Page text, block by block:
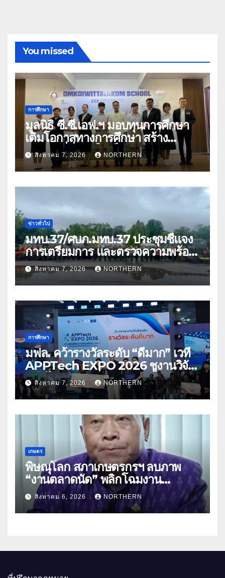
You missed
การศึกษา
มูลนิธิ ซี.ซี.เอฟ.ฯ มอบทุนการศึกษา
เติมโอกาสทางการศึกษา สร้าง
อนาคตที่มั่นคงให้เด็กและเยาวชน
ด้อยโอกาส
สิงหาคม 7, 2026 NORTHERN
ข่าวทั่วไป
มทบ.37/ศบภ.มทบ.37 ประชุมชี้แจง
การเตรียมการ และตรวจความพร้อม
ด้านการบรรเทาสาธารณภัย
สิงหาคม 7, 2026 NORTHERN
การศึกษา
มฟล. คว้ารางวัลระดับ “ดีมาก” เวที
APPTech EXPO 2026 ชูงานวิจัย
สมุนไพร ขับเคลื่อนนวัตกรรมสู่เชิง
พาณิชย์
สิงหาคม 7, 2026 NORTHERN
เกษตร
พิษณุโลก สภาเกษตรกรฯ ลบภาพ
“งานตลาดนัด” พลิกโฉมงาน
“เกษตรรุ่งเรืองเมืองสองแคว 69” มุ่ง
ประโยชน์เกษตรกร ดึงนวัตกรรม-จับ
คู่ธุรกิจดันสินค้าเกษตรสู่สากล (คลิป)
สิงหาคม 6, 2026 NORTHERN